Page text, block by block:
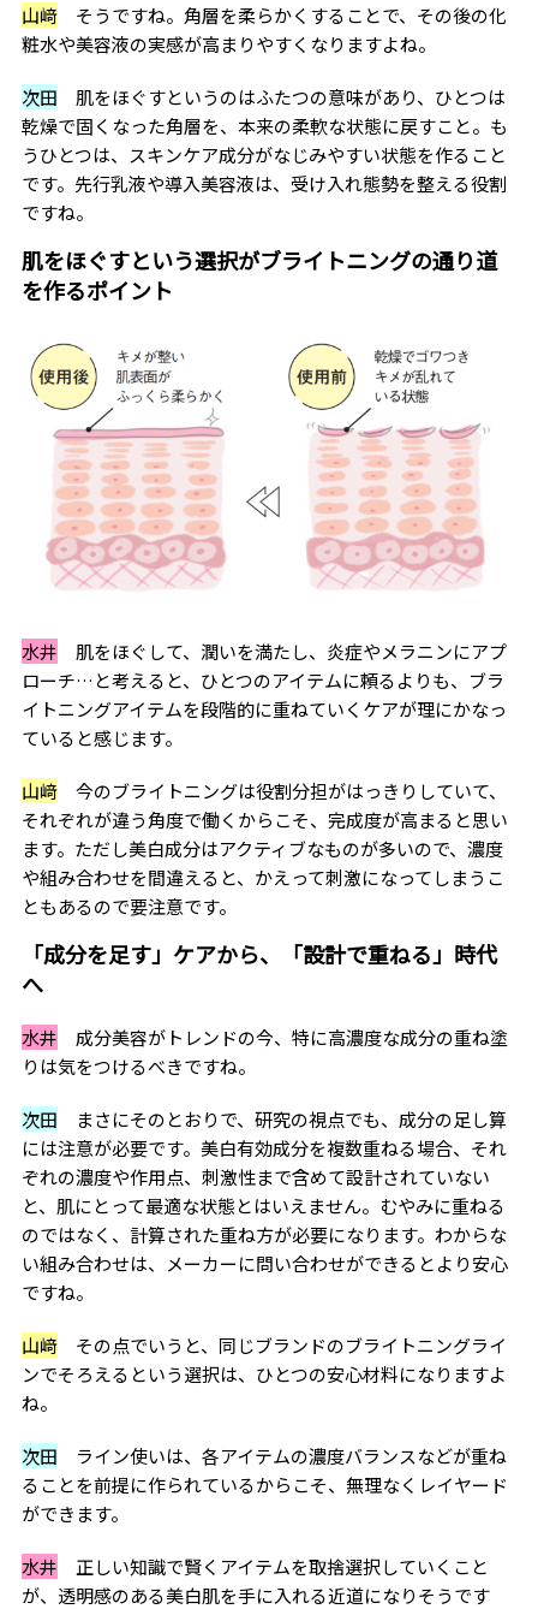
山﨑そうですね。角層を柔らかくすることで、その後の化
粧水や美容液の実感が高まりやすくなりますよね。
次田 肌をほぐすというのはふたつの意味があり、ひとつは
乾燥で固くなった角層を、本来の柔軟な状態に戻すこと。も
うひとつは、スキンケア成分がなじみやすい状態を作ること
です。先行乳液や導入美容液は、受け入れ態勢を整える役割
ですね。
肌をほぐすという選択がブライトニングの通り道
を作るポイント
水井 肌をほぐして、潤いを満たし、炎症やメラニンにアプ
ローチ…と考えると、ひとつのアイテムに頼るよりも、ブラ
イトニングアイテムを段階的に重ねていくケアが理にかなっ
ていると感じます。
山﨑今のブライトニングは役割分担がはっきりしていて、
それぞれが違う角度で働くからこそ、完成度が高まると思い
ます。ただし美白成分はアクティブなものが多いので、濃度
や組み合わせを間違えると、かえって刺激になってしまうこ
ともあるので要注意です。
「成分を足す」ケアから、「設計で重ねる」時代
へ
水井 成分美容がトレンドの今、特に高濃度な成分の重ね塗
りは気をつけるべきですね。
次田 まさにそのとおりで、研究の視点でも、成分の足し算
には注意が必要です。美白有効成分を複数重ねる場合、それ
ぞれの濃度や作用点、刺激性まで含めて設計されていない
と、肌にとって最適な状態とはいえません。むやみに重ねる
のではなく、計算された重ね方が必要になります。わからな
い組み合わせは、メーカーに問い合わせができるとより安心
ですね。
山﨑その点でいうと、同じブランドのブライトニングライ
ンでそろえるという選択は、ひとつの安心材料になりますよ
ね。
次田 ライン使いは、各アイテムの濃度バランスなどが重ね
ることを前提に作られているからこそ、無理なくレイヤード
ができます。
水井 正しい知識で賢くアイテムを取捨選択していくこと
が、透明感のある美白肌を手に入れる近道になりそうです